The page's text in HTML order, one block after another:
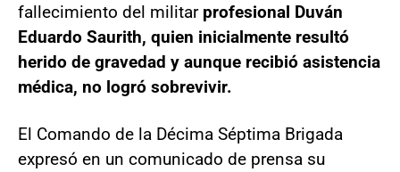
fallecimiento del militarprofesional Duván
Eduardo Saurith, quien inicialmente resultó
herido de gravedad y aunque recibió asistencia
médica, no logró sobrevivir.
El Comando de la Décima Séptima Brigada
expresó en un comunicado de prensa su